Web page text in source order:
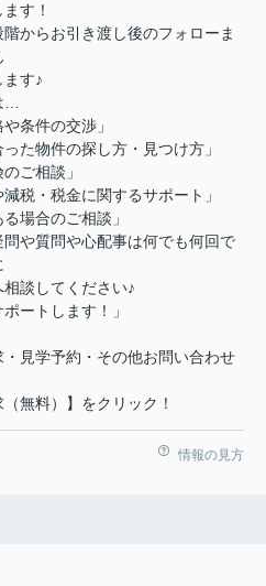
す！
階からお引き渡し後のフォローま
す♪
…
や条件の交渉」
った物件の探し方・見つけ方」
のご相談」
減税・税金に関するサポート」
る場合のご相談」
問や質問や心配事は何でも何回で
相談してください♪
ポートします！」
見学予約・その他お問い合わせ
（無料）】をクリック！
情報の見方